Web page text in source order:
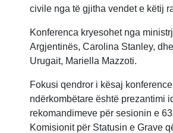
civile nga të gjitha vendet e këtij
Konferenca kryesohet nga
Argjentinës, Carolina Stanley,
Urugait, Mariella Mazzoti.
Fokusi qendror i kësaj konference
ndërkombëtare është prezantimi
rekomandimeve për sesionin e
Komisionit për Statusin e Grave